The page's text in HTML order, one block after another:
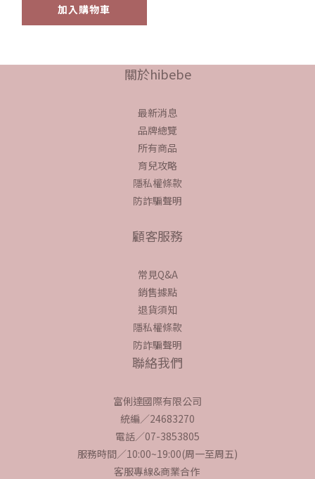
加入購物車
關於hibebe
最新消息
品牌總覽
所有商品
育兒攻略
隱私權條款
防詐騙聲明
顧客服務
常見Q&A
銷售據點
退貨須知
隱私權條款
防詐騙聲明
聯絡我們
富俐達國際有限公司
統編／24683270
電話／07-3853805
服務時間／10:00~19:00(周一至周五)
客服專線&商業合作